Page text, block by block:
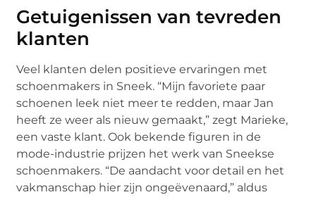
Getuigenissen van tevreden
klanten
Veel klanten delen positieve ervaringen met
schoenmakers in Sneek. “Mijn favoriete paar
schoenen leek niet meer te redden, maar Jan
heeft ze weer als nieuw gemaakt,” zegt Marieke,
een vaste klant. Ook bekende figuren in de
mode-industrie prijzen het werk van Sneekse
schoenmakers. “De aandacht voor detail en het
vakmanschap hier zijn ongeëvenaard,” aldus